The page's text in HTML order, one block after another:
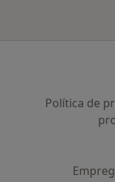
Política de